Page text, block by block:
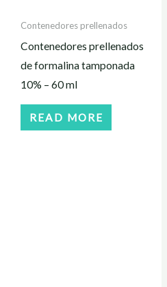
Contenedores prellenados
Contenedores prellenados
de formalina tamponada
10% – 60 ml
READ MORE